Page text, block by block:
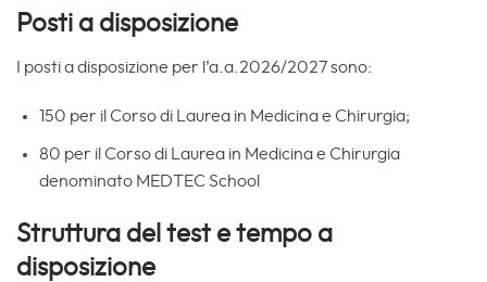
Posti a disposizione
I posti a disposizione per l’a.a.2026/2027 sono:
150 per il Corso di Laurea in Medicina e Chirurgia;
80 per il Corso di Laurea in Medicina e Chirurgia
denominato MEDTEC School
Struttura del test e tempo a
disposizione